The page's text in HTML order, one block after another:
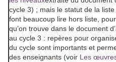
cycle 3) ; mais le statut de la
font beaucoup lire hors liste,
qu’on trouve dans le document
au cycle 3 : repères pour
du cycle sont importants et
des enseignants (voir Les